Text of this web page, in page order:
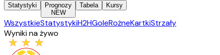
Statystyki
Prognozy
NEW
Tabela Kursy
WszystkieStatystykiH2HGoleRożneKartkiStrzały
Wyniki na żywo